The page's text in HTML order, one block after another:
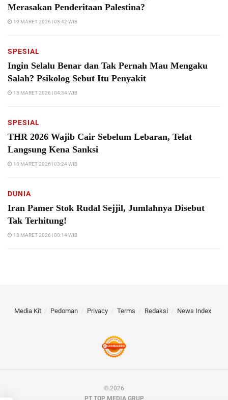
Merasakan Penderitaan Palestina?
19 MARET 2026 | 03:42 WIB
SPESIAL
Ingin Selalu Benar dan Tak Pernah Mau Mengaku
Salah? Psikolog Sebut Itu Penyakit
18 MARET 2026 | 04:34 WIB
SPESIAL
THR 2026 Wajib Cair Sebelum Lebaran, Telat
Langsung Kena Sanksi
18 MARET 2026 | 03:24 WIB
DUNIA
Iran Pamer Stok Rudal Sejjil, Jumlahnya Disebut
Tak Terhitung!
18 MARET 2026 | 00:14 WIB
Media Kit Pedoman Privacy Terms Redaksi News Index
© 2026
PT TOP MEDIA GRUP